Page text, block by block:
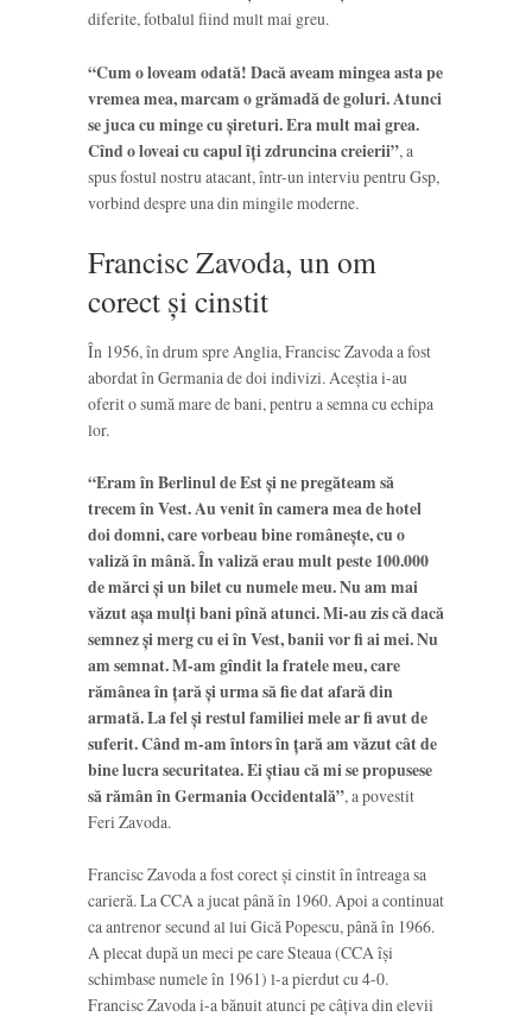
diferite, fotbalul fiind mult mai greu.
“Cum o loveam odată! Dacă aveam min­gea asta pe
vremea mea, mar­cam o grămadă de goluri. Atunci
se juca cu minge cu şireturi. Era mult mai grea.
Cînd o loveai cu capul îţi zdruncina creierii”, a
spus fostul nostru atacant, într-un interviu pentru Gsp,
vorbind despre una din mingile moderne.
Francisc Zavoda, un om
corect și cinstit
În 1956, în drum spre Anglia, Francisc Zavoda a fost
abordat în Germania de doi indivizi. Aceștia i-au
oferit o sumă mare de bani, pentru a semna cu echipa
lor.
“Eram în Berlinul de Est şi ne pregăteam să
trecem în Vest. Au venit în camera mea de hotel
doi domni, care vor­beau bine româneşte, cu o
valiză în mână. În valiză erau mult peste 100.000
de mărci şi un bilet cu numele meu. Nu am mai
văzut aşa mulţi bani pînă atunci. Mi-au zis că dacă
semnez şi merg cu ei în Vest, banii vor fi ai mei. Nu
am semnat. M-am gîndit la fratele meu, care
rămânea în ţară şi urma să fie dat afară din
armată. La fel şi restul familiei mele ar fi avut de
suferit. Când m-am întors în ţară am văzut cât de
bine lucra securitatea. Ei ştiau că mi se propusese
să rămân în Germania Occide­ntală”, a povestit
Feri Zavoda.
Francisc Zavoda a fost corect și cinstit în întreaga sa
carieră. La CCA a jucat până în 1960. Apoi a continuat
ca antrenor secund al lui Gică Popescu, până în 1966.
A plecat după un meci pe care Steaua (CCA își
schimbase numele în 1961) l-a pierdut cu 4-0.
Francisc Zavoda i-a bănuit atunci pe câțiva din elevii